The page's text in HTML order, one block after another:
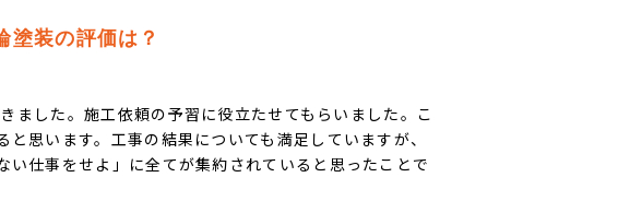
塗装の評価は？
した。施工依頼の予習に役立たせてもらいました。こ
思います。工事の結果についても満足していますが、
仕事をせよ」に全てが集約されていると思ったことで